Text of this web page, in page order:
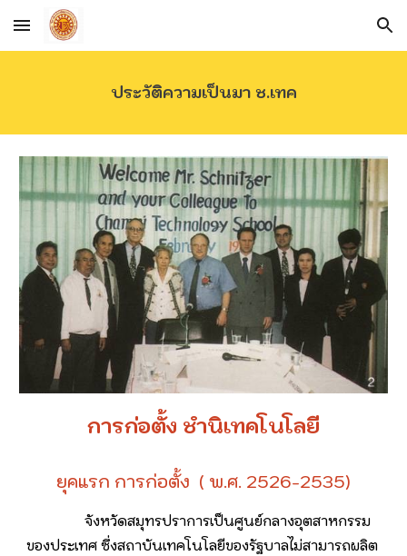
Skip to main content Skip to navigation
ประวัติความเป็นมา ช.เทค
การก่อตั้ง ชำนิเทคโนโลยี
ยุคแรก การก่อตั้ง ( พ.ศ. 2526-2535)
จังหวัดสมุทรปราการเป็นศูนย์กลางอุตสาหกรรม
ของประเทศ ซึ่งสถาบันเทคโนโลยีของรัฐบาลไม่สามารถผลิต